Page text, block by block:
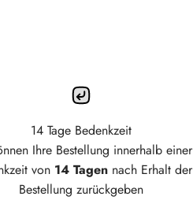
14 Tage Bedenkzeit
Ihre Bestellung innerhalb einer
von 14 Tagennach Erhalt der
Bestellung zurückgeben